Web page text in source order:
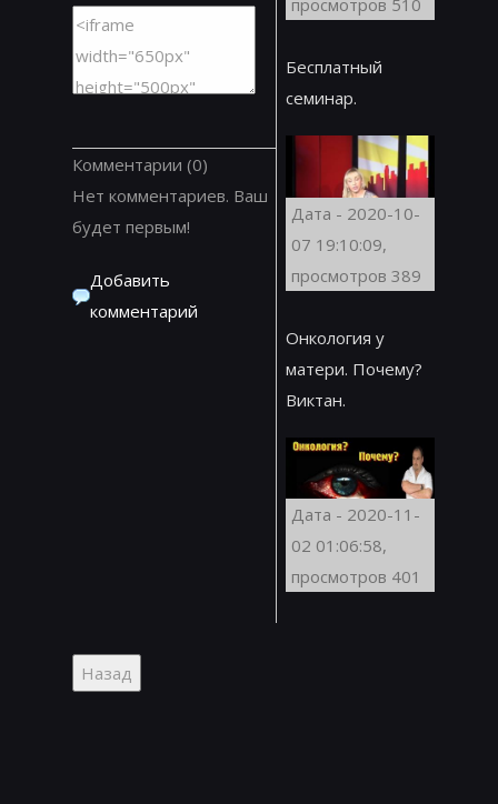
Комментарии (0)
Нет комментариев. Ваш
будет первым!
Добавить
комментарий
просмотров 510
Бесплатный
семинар.
Дата - 2020-10-
07 19:10:09,
просмотров 389
Онкология у
матери. Почему?
Виктан.
Дата - 2020-11-
02 01:06:58,
просмотров 401